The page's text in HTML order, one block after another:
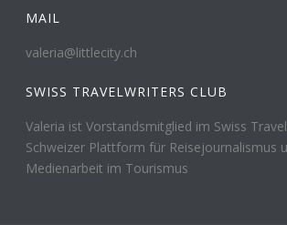
MAIL
valeria@littlecity.ch
SWISS TRAVELWRITERS CLUB
Valeria ist Vorstandsmitglied im Swiss
Schweizer Plattform für Reisejournalismus
Medienarbeit im Tourismus